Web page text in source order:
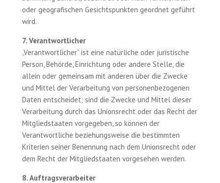
oder geografischen Gesichtspunkten geordnet geführt
wird.
7. Verantwortlicher
„Verantwortlicher“ ist eine natürliche oder juristische
Person, Behörde, Einrichtung oder andere Stelle, die
allein oder gemeinsam mit anderen über die Zwecke
und Mittel der Verarbeitung von personenbezogenen
Daten entscheidet; sind die Zwecke und Mittel dieser
Verarbeitung durch das Unionsrecht oder das Recht der
Mitgliedstaaten vorgegeben, so können der
Verantwortliche beziehungsweise die bestimmten
Kriterien seiner Benennung nach dem Unionsrecht oder
dem Recht der Mitgliedstaaten vorgesehen werden.
8. Auftragsverarbeiter